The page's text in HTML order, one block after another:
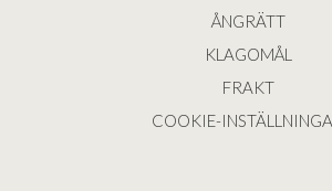
ÅNGRÄTT
KLAGOMÅL
FRAKT
COOKIE-